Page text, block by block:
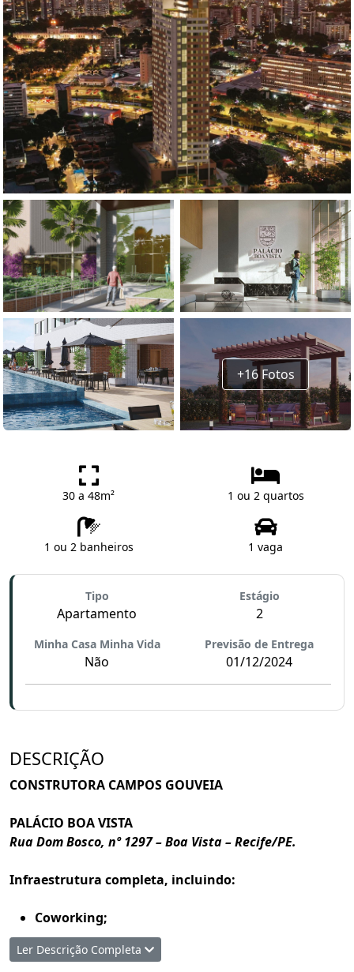
+16 Fotos
30 a 48m² 1 ou 2 quartos
1 ou 2 banheiros 1 vaga
Tipo
Apartamento
Estágio
2
Minha Casa Minha Vida
Não
Previsão de Entrega
01/12/2024
DESCRIÇÃO
CONSTRUTORA CAMPOS GOUVEIA
PALÁCIO BOA VISTA
Rua Dom Bosco, nº 1297 – Boa Vista – Recife/PE.
Infraestrutura completa, incluindo:
Coworking;
Lavanderia;
Lockers/E-commerce;
Ler Descrição Completa